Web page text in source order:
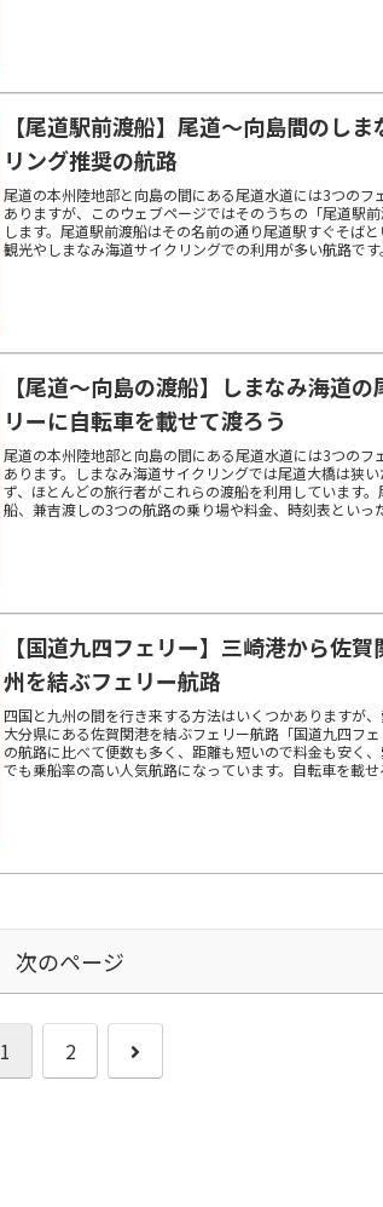
【尾道駅前渡船】尾道～向島間のし
リング推奨の航路
尾道の本州陸地部と向島の間にある尾道水道には3つのフ
ありますが、このウェブページではそのうちの「尾道駅
します。尾道駅前渡船はその名前の通り尾道駅すぐそば
観光やしまなみ海道サイクリングでの利用が多い航路で
【尾道～向島の渡船】しまなみ海道
リーに自転車を載せて渡ろう
尾道の本州陸地部と向島の間にある尾道水道には3つのフ
あります。しまなみ海道サイクリングでは尾道大橋は狭
ず、ほとんどの旅行者がこれらの渡船を利用しています
船、兼吉渡しの3つの航路の乗り場や料金、時刻表といっ
【国道九四フェリー】三崎港から佐
州を結ぶフェリー航路
四国と九州の間を行き来する方法はいくつかありますが
大分県にある佐賀関港を結ぶフェリー航路「国道九四フ
の航路に比べて便数も多く、距離も短いので料金も安く
でも乗船率の高い人気航路になっています。自転車を載
次のページ
1 2
次